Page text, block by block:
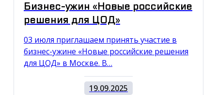
Бизнес-ужин «Новые российские
решения для ЦОД»
03 июля приглашаем принять участие в
бизнес-ужине «Новые российские решения
для ЦОД» в Москве. В…
19.09.2025